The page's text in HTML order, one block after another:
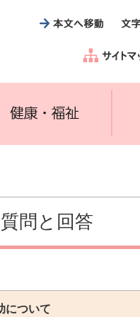
問と回答
について